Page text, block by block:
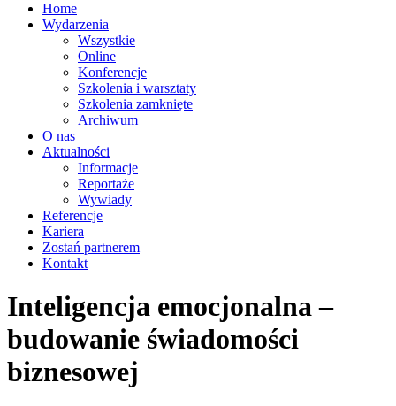
Home
Wydarzenia
Wszystkie
Online
Konferencje
Szkolenia i warsztaty
Szkolenia zamknięte
Archiwum
O nas
Aktualności
Informacje
Reportaże
Wywiady
Referencje
Kariera
Zostań partnerem
Kontakt
Inteligencja emocjonalna –
budowanie świadomości
biznesowej